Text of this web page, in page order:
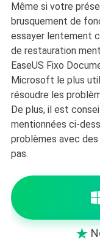
Même si votre
brusquement de
essayer lentement
de restauration
EaseUS Fixo
Microsoft le plus
résoudre les
De plus, il est
mentionnées ci-
problèmes avec
pas.
